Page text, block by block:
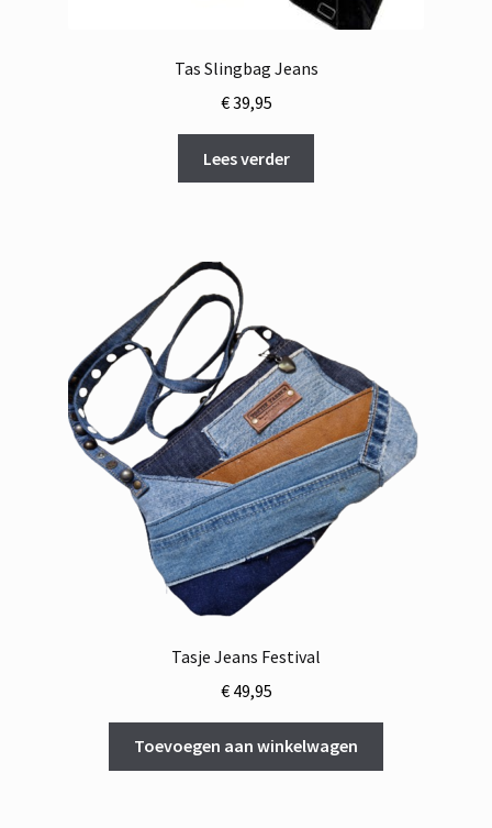
Tas Slingbag Jeans
€39,95
Lees verder
Tasje Jeans Festival
€49,95
Toevoegen aan winkelwagen